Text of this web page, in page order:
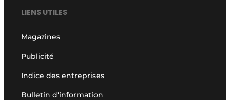
LIENS UTILES
Magazines
Publicité
Indice des entreprises
Bulletin d'information